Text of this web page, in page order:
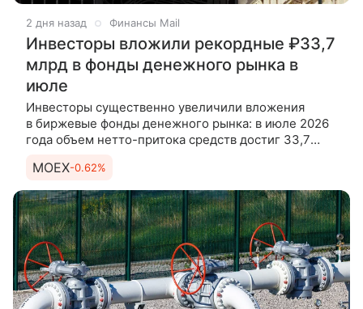
2 дня назад Финансы Mail
Инвесторы вложили рекордные ₽33,7
млрд в фонды денежного рынка в
июле
Инвесторы существенно увеличили вложения
в биржевые фонды денежного рынка: в июле 2026
года объем нетто-притока средств достиг 33,7
с начала текущего года.
MOEX-0.62%